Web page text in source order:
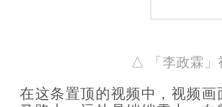
△ 「李政霖」
在这条置顶的视频中，视频